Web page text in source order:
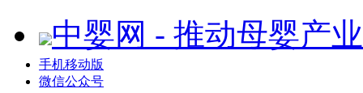
中婴网 - 推动母婴产
手机移动版
微信公众号